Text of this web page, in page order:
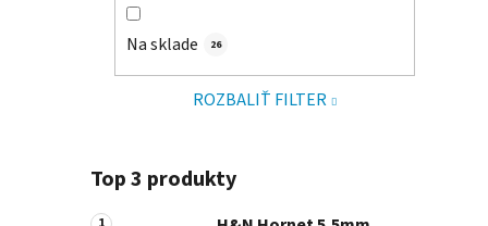
Na sklade 26
ROZBALIŤ FILTER
Top 3 produkty